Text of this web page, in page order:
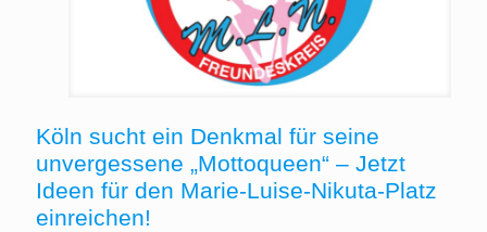
Köln sucht ein Denkmal für seine
unvergessene „Mottoqueen“ – Jetzt
Ideen für den Marie-Luise-Nikuta-Platz
einreichen!